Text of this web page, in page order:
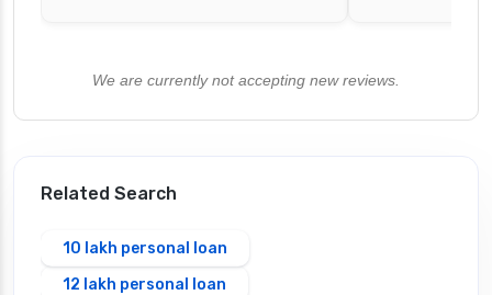
We are currently not accepting new reviews.
Related Search
10 lakh personal loan
12 lakh personal loan